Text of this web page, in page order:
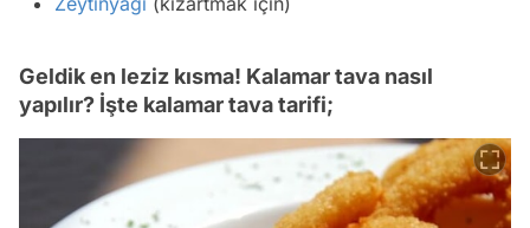
Geldik en leziz kısma! Kalamar tava nasıl
yapılır? İşte kalamar tava tarifi;